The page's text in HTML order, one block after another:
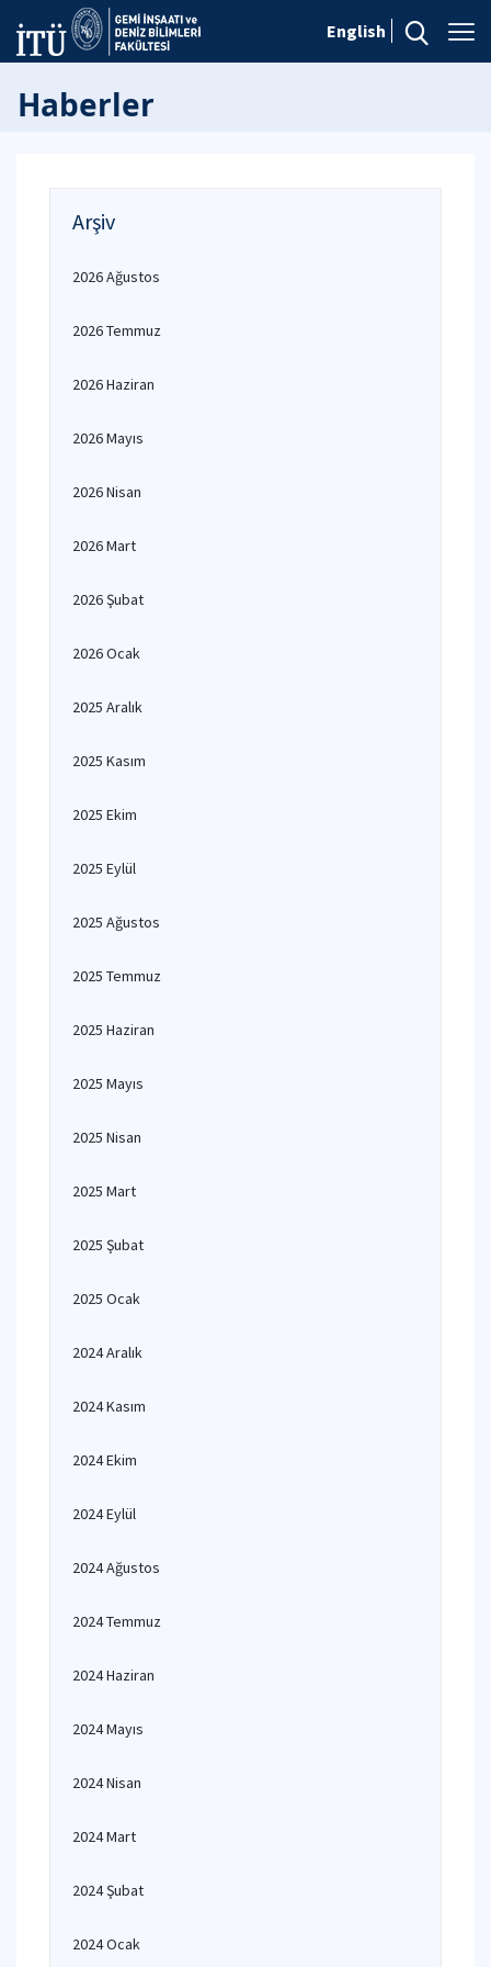
English
Haberler
Arşiv
2026 Ağustos
2026 Temmuz
2026 Haziran
2026 Mayıs
2026 Nisan
2026 Mart
2026 Şubat
2026 Ocak
2025 Aralık
2025 Kasım
2025 Ekim
2025 Eylül
2025 Ağustos
2025 Temmuz
2025 Haziran
2025 Mayıs
2025 Nisan
2025 Mart
2025 Şubat
2025 Ocak
2024 Aralık
2024 Kasım
2024 Ekim
2024 Eylül
2024 Ağustos
2024 Temmuz
2024 Haziran
2024 Mayıs
2024 Nisan
2024 Mart
2024 Şubat
2024 Ocak